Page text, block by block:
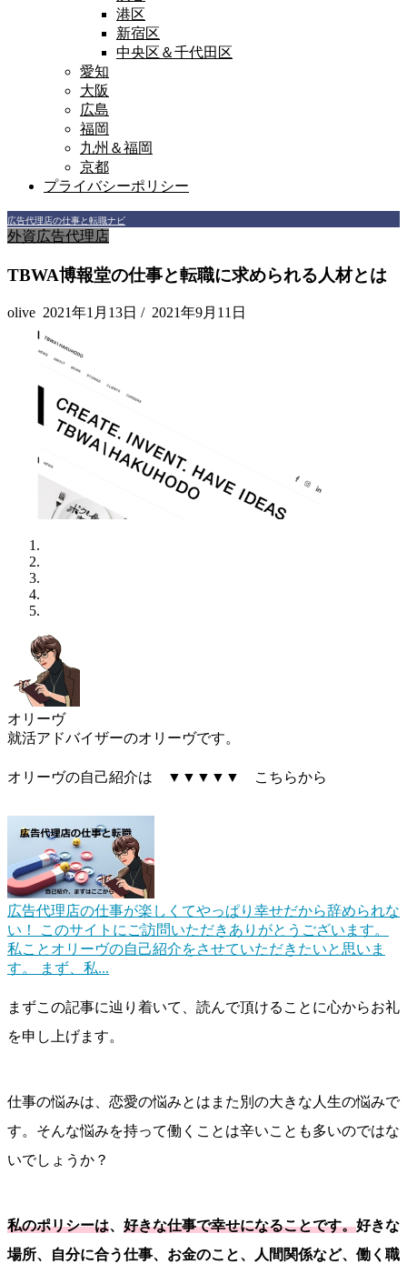
港区
新宿区
中央区＆千代田区
愛知
大阪
広島
福岡
九州＆福岡
京都
プライバシーポリシー
広告代理店の仕事と転職ナビ
外資広告代理店
TBWA博報堂の仕事と転職に求められる人材とは
olive 2021年1月13日 / 2021年9月11日
オリーヴ
就活アドバイザーのオリーヴです。
オリーヴの自己紹介は ▼▼▼▼▼ こちらから
広告代理店の仕事が楽しくてやっぱり幸せだから辞められな
い！
このサイトにご訪問いただきありがとうございます。
私ことオリーヴの自己紹介をさせていただきたいと思いま
す。 まず、私...
まずこの記事に辿り着いて、読んで頂けることに心からお礼
を申し上げます。
仕事の悩みは、恋愛の悩みとはまた別の大きな人生の悩みで
す。そんな悩みを持って働くことは辛いことも多いのではな
いでしょうか？
私のポリシーは、 好きな仕事で幸せになることです。好きな
場所、自分に合う仕事、お金のこと、人間関係など、働く職